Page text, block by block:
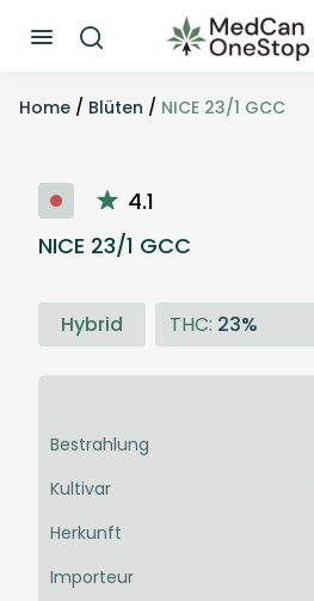
Home / Blüten / NICE 23/1 GCC
4.1
NICE 23/1 GCC
Hybrid THC: 23%
Bestrahlung
Kultivar
Herkunft
Importeur